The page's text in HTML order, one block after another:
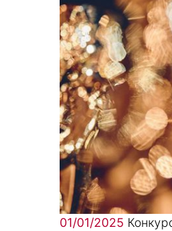
01/01/2025